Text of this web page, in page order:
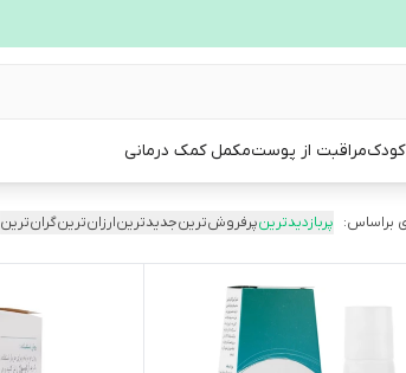
کودکمراقبت از پوستمکمل کمک درمانی
براساس: پربازدیدترینپرفروش‌ترینجدیدترینارزان‌ترینگران‌ترین